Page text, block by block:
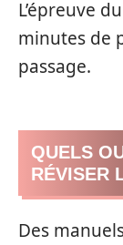
L’épreuve
minutes de
passage.
QUELS
RÉVISER
Des